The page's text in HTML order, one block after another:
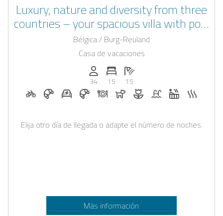
Luxury, nature and diversity from three
countries – your spacious villa with pool
(01.04. - 10.11.) and wellness in the tri-
border Eifel-Ardennes region, perfect for
families, groups and corporate events
Bélgica / Burg-Reuland
Casa de vacaciones
Personas (max.): 34
34
Numero de habitaciones: 15
15
Cantidad de baños: 15
15
Alquiler de bicicletas bajo petición
Desayuno bajo solicitud
Estación de recarga para coches eléctricos
Desayuno reservable en Casapilot
Cena bajo solicitud
Perros permitidos
Flores y decoración
Piscina Jacuzzi
Elija otro día de llegada o adapte el número de noches.
Más información